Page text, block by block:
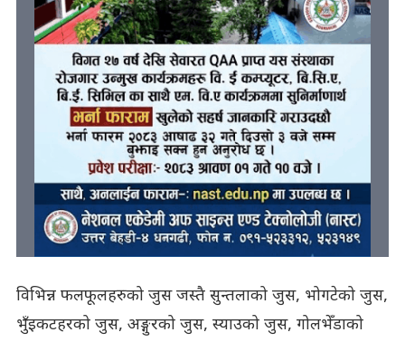
विभिन्न फलफूलहरुको जुस जस्तै सुन्तलाको जुस, भोगटेको जुस,
भुँइकटहरको जुस, अङ्गुरको जुस, स्याउको जुस, गोलभेँडाको